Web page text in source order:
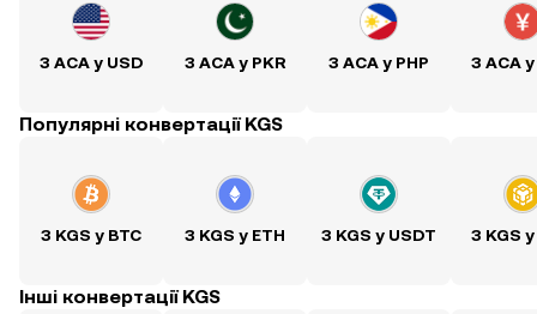
З ACA у USD З ACA у PKR З ACA у PHP З ACA
Популярні конвертації KGS
З KGS у BTC З KGS у ETH З KGS у USDT З KGS
Інші конвертації KGS